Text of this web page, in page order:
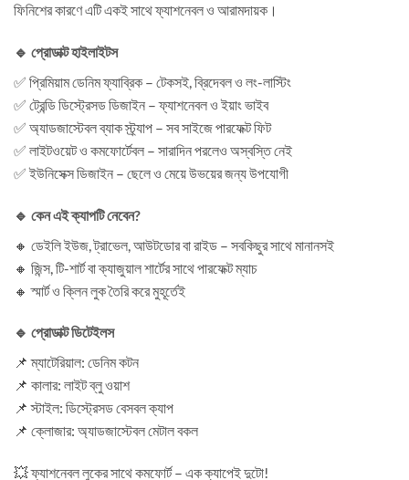
ফিনিশের কারণে এটি একই সাথে ফ্যাশনেবল ও আরামদায়ক।
🔹 প্রোডাক্ট হাইলাইটস
✅ প্রিমিয়াম ডেনিম ফ্যাব্রিক – টেকসই, ব্রিদেবল ও লং-লাস্টিং
✅ ট্রেন্ডি ডিস্ট্রেসড ডিজাইন – ফ্যাশনেবল ও ইয়াং ভাইব
✅ অ্যাডজাস্টেবল ব্যাক স্ট্র্যাপ – সব সাইজে পারফেক্ট ফিট
✅ লাইটওয়েট ও কমফোর্টেবল – সারাদিন পরলেও অস্বস্তি নেই
✅ ইউনিসেক্স ডিজাইন – ছেলে ও মেয়ে উভয়ের জন্য উপযোগী
🔹 কেন এই ক্যাপটি নেবেন?
🔸 ডেইলি ইউজ, ট্রাভেল, আউটডোর বা রাইড – সবকিছুর সাথে মানানসই
🔸 জিন্স, টি-শার্ট বা ক্যাজুয়াল শার্টের সাথে পারফেক্ট ম্যাচ
🔸 স্মার্ট ও ক্লিন লুক তৈরি করে মুহূর্তেই
🔹 প্রোডাক্ট ডিটেইলস
📌 ম্যাটেরিয়াল: ডেনিম কটন
📌 কালার: লাইট ব্লু ওয়াশ
📌 স্টাইল: ডিস্ট্রেসড বেসবল ক্যাপ
📌 ক্লোজার: অ্যাডজাস্টেবল মেটাল বকল
💥 ফ্যাশনেবল লুকের সাথে কমফোর্ট – এক ক্যাপেই দুটো!